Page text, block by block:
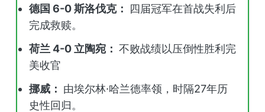
德国 6-0 斯洛伐克： 四届冠军在首战失利后
完成救赎。
荷兰 4-0 立陶宛： 不败战绩以压倒性胜利完
美收官
挪威： 由埃尔林·哈兰德率领，时隔27年历
史性回归。